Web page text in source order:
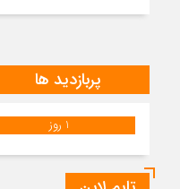
پربازدید ها
1 روز